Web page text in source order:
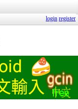
login register